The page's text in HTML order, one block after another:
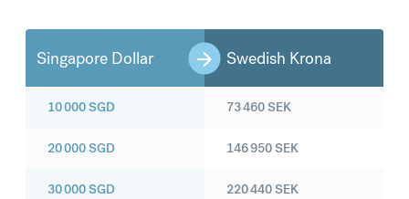
Singapore Dollar Swedish Krona
10 000SGD
20 000SGD
30 000SGD
73 460SEK
146 950SEK
220 440SEK